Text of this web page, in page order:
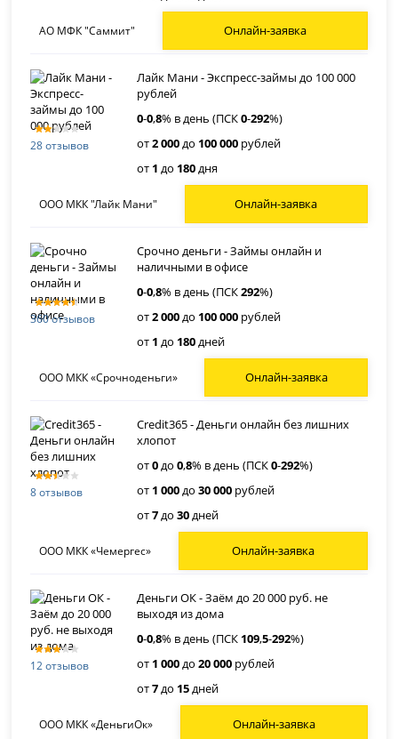
АО МФК "Саммит" Онлайн-заявка
28 отзывов
Лайк Мани - Экспресс-займы до 100 000
рублей
0-0,8% в день (ПСК0-292%)
от2 000до 100 000 рублей
от 1 до 180дня
ООО МКК "Лайк Мани" Онлайн-заявка
360 отзывов
Срочно деньги - Займы онлайн и
наличными в офисе
0-0,8% в день (ПСК292%)
от2 000до 100 000 рублей
от 1 до 180дней
ООО МКК «Срочноденьги» Онлайн-заявка
8 отзывов
Credit365 - Деньги онлайн без лишних
хлопот
от0до0,8% в день (ПСК0-292%)
от 1 000до30 000 рублей
от7до30дней
ООО МКК «Чемергес» Онлайн-заявка
12 отзывов
Деньги ОК - Заём до 20 000 руб. не
выходя из дома
0-0,8% в день (ПСК 109,5-292%)
от 1 000до20 000 рублей
от7до 15дней
ООО МКК «ДеньгиОк» Онлайн-заявка